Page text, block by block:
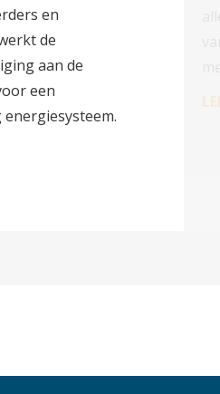
en
de
aan de
een